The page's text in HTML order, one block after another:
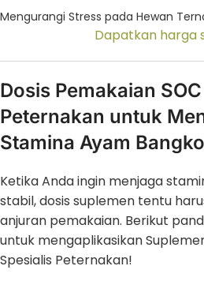
Mengurangi Stress pada Hewan
Dapatkan harga
Dosis Pemakaian
Peternakan untuk
Stamina Ayam
Ketika Anda ingin menjaga
stabil, dosis suplemen tentu
anjuran pemakaian. Berikut
untuk mengaplikasikan
Spesialis Peternakan!